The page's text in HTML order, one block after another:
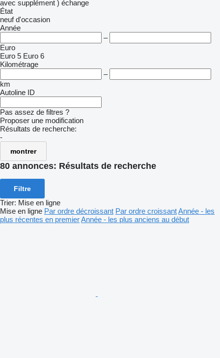
avec supplément ) échange
État
neuf d'occasion
Année
–
Euro
Euro 5 Euro 6
Kilométrage
–
km
Autoline ID
Pas assez de filtres ?
Proposer une modification
Résultats de recherche:
-
montrer
80 annonces: Résultats de recherche
Filtre
Trier: Mise en ligne
Mise en ligne Par ordre décroissant Par ordre croissantAnnée - les
plus récentes en premierAnnée - les plus anciens au début